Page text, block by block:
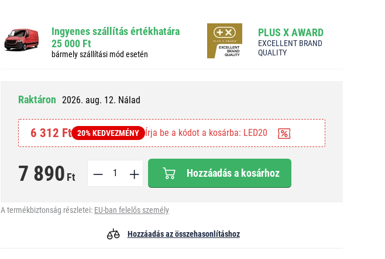
Ingyenes szállítás értékhatára
25 000 Ft
bármely szállítási mód esetén
PLUS X AWARD
EXCELLENT BRAND
QUALITY
Raktáron 2026. aug. 12. Nálad
6 312 Ft 20% KEDVEZMÉNY Írja be a kódot a kosárba: LED20
7 890 Ft Hozzáadás a kosárhoz
A termékbiztonság részletei: EU-ban felelős személy
Hozzáadás az összehasonlításhoz